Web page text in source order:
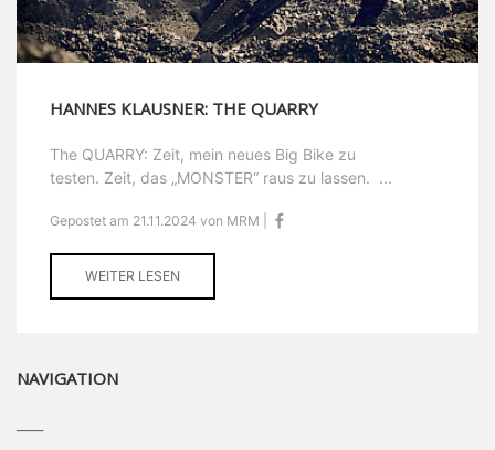
HANNES KLAUSNER: THE QUARRY
The QUARRY: Zeit, mein neues Big Bike zu
testen. Zeit, das „MONSTER“ raus zu lassen. ...
Gepostet am 21.11.2024 von MRM |
WEITER LESEN
NAVIGATION